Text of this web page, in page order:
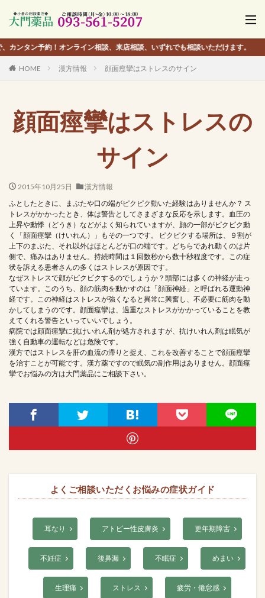
予約！オンライン相談、来店相談、いずれでも相談いただけます。
HOME 漢方情報 顔面痙攣はストレスのサイン
顔面痙攣はストレスの
サイン
2015年10月25日
漢方情報
ふとしたときに、まぶたや口の端がピクピク動いた経験はありませんか？ ス
トレスがかかったとき、体は警告としてさまざまな反応を示します。血圧の
上昇や動悸（どうき）などがよく知られていますが、顔の一部がピクピク動
く「顔面痙攣（けいれん）」もその一つです。 ピクピクする場所は、９割が
上下のまぶた、それ以外はほとんどが口の端です。どちらであれ動くのは片
側で、痛みはありません。持続時間は１回数秒から数十秒程度です。この症
状を訴える患者さんの多くはストレスが原因です。
なぜストレスで顔がピクピクするのでしょうか？頭部には多くの神経が走っ
ています。このうち、顔の筋肉を動かすのは「顔面神経」と呼ばれる運動神
経です。この神経はストレスが強くなると異常に興奮し、不必要に筋肉を動
かしてしまうのです。顔面痙攣は、過重なストレスがかかっていることを教
えてくれる警告といっていいでしょう。
病院では顔面痙攣に抗けいれん剤が処方されますが、抗けいれん剤は眠気が
強く自動車の運転などは危険です。
漢方ではストレスを肝の血流の滞りと捉え、これを改善することで顔面痙攣
を治すことが可能です。漢方薬ですので眠気の副作用はありません。顔面痙
攣でお悩みの方は大門薬品にご相談下さい。
よくご相談いただくお悩みの症状ガイド
耳なり アトピー性皮膚炎 更年期障害
不妊症 後鼻漏 不眠症 めまい
生理痛 ストレス 疲労・倦怠感